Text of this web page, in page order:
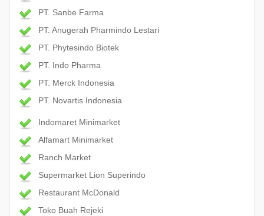
PT. Sanbe Farma
PT. Anugerah Pharmindo Lestari
PT. Phytesindo Biotek
PT. Indo Pharma
PT. Merck Indonesia
PT. Novartis Indonesia
Indomaret Minimarket
Alfamart Minimarket
Ranch Market
Supermarket Lion Superindo
Restaurant McDonald
Toko Buah Rejeki